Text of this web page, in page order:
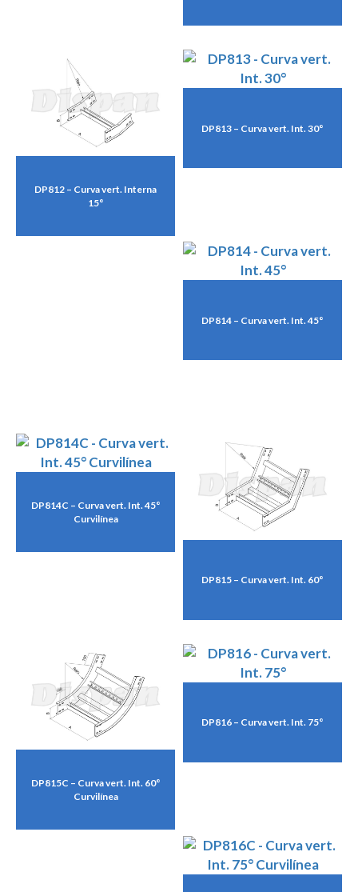
DP812 – Curva vert. Interna
15°
DP813 – Curva vert. Int. 30°
DP814 – Curva vert. Int. 45°
DP814C – Curva vert. Int. 45°
Curvilínea
DP815 – Curva vert. Int. 60°
DP815C – Curva vert. Int. 60°
Curvilínea
DP816 – Curva vert. Int. 75°